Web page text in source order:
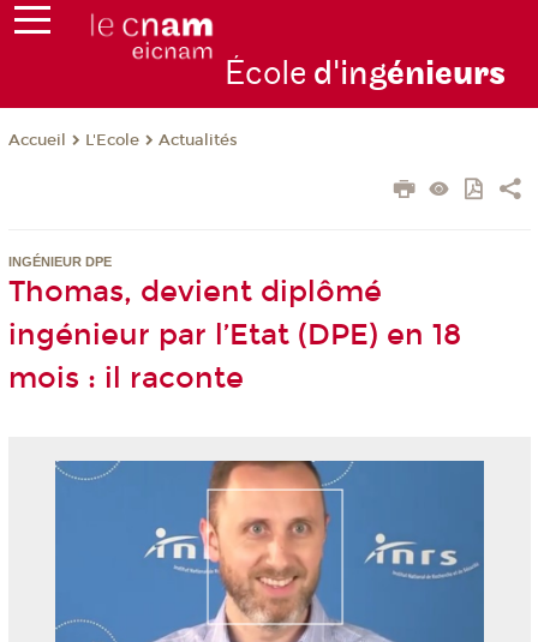
École d'ingénieurs
Accueil L'Ecole Actualités
INGÉNIEUR DPE
Thomas, devient diplômé
ingénieur par l’Etat (DPE) en 18
mois : il raconte